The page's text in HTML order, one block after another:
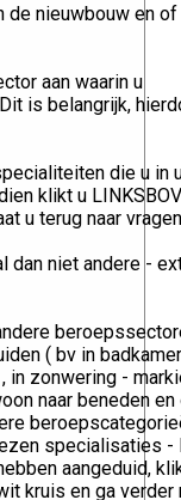
de nieuwbouw en of
aan waarin u
is belangrijk,
die u in
klikt u
u terug naar
dan niet andere -
( bv in
in zonwering -
naar beneden en
specialisaties -
aangeduid,
kruis en ga verder